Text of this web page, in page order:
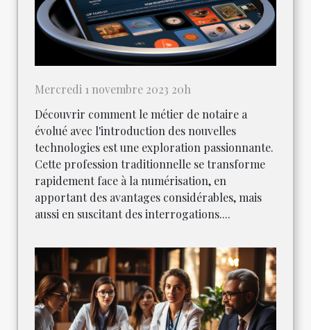
Mercredi 1 novembre 2023 20h
Découvrir comment le métier de notaire a
évolué avec l'introduction des nouvelles
technologies est une exploration passionnante.
Cette profession traditionnelle se transforme
rapidement face à la numérisation, en
apportant des avantages considérables, mais
aussi en suscitant des interrogations....